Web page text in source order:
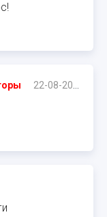
22-08-2016, 09:51